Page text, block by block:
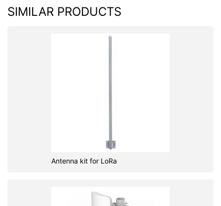
SIMILAR PRODUCTS
Antenna kit for LoRa